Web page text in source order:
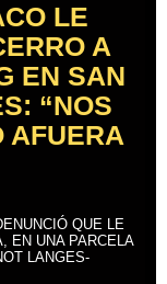
LE
A
EN SAN
“NOS
AFUERA
QUE LE
EN UNA PARCELA
LANGES-